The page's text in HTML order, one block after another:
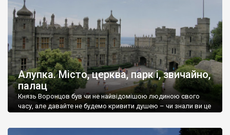
Алупка. Місто, церква, парк і, звичайно,
палац
Князь Воронцов був чи не найвідомішою людиною свого
часу, але давайте не будемо кривити душею – чи знали ви це